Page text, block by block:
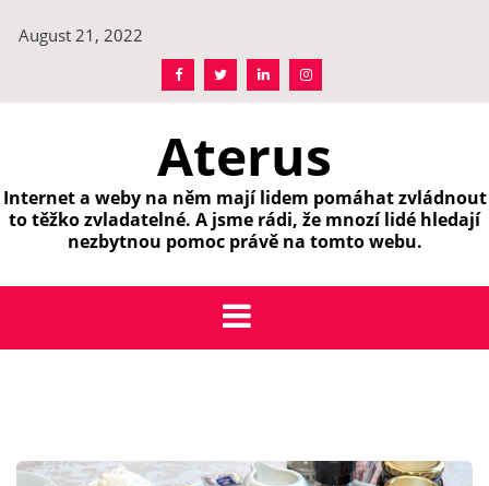
August 21, 2022
Aterus
Internet a weby na něm mají lidem pomáhat zvládnout
to těžko zvladatelné. A jsme rádi, že mnozí lidé hledají
nezbytnou pomoc právě na tomto webu.